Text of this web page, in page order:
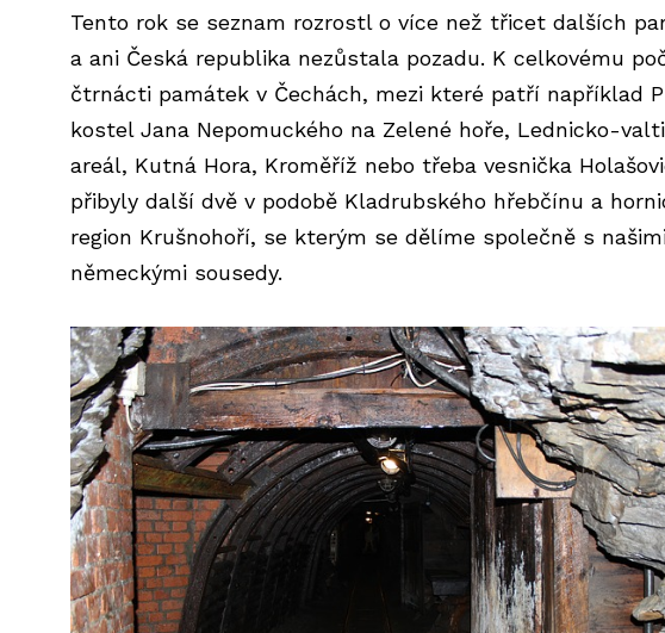
Tento rok se seznam rozrostl o více než třicet dalších
a ani Česká republika nezůstala pozadu. K celkovému
čtrnácti památek v Čechách, mezi které patří například
kostel Jana Nepomuckého na Zelené hoře, Lednicko-
areál, Kutná Hora, Kroměříž nebo třeba vesnička
přibyly další dvě v podobě Kladrubského hřebčínu a
region Krušnohoří, se kterým se dělíme společně s
německými sousedy.